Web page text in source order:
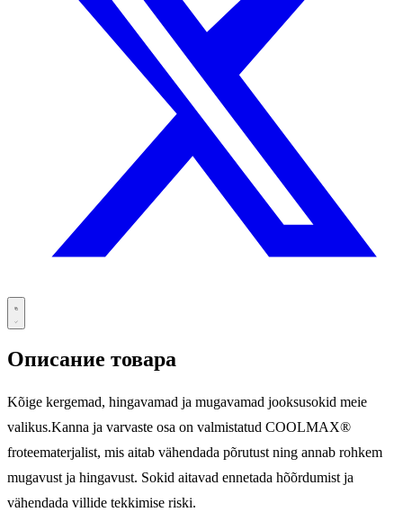
Описание товара
Kõige kergemad, hingavamad ja mugavamad jooksusokid meie
valikus.Kanna ja varvaste osa on valmistatud COOLMAX®
froteematerjalist, mis aitab vähendada põrutust ning annab rohkem
mugavust ja hingavust. Sokid aitavad ennetada hõõrdumist ja
vähendada villide tekkimise riski.